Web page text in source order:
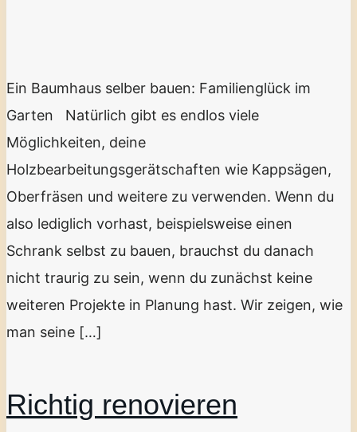
Ein Baumhaus selber bauen: Familienglück im
Garten Natürlich gibt es endlos viele
Möglichkeiten, deine
Holzbearbeitungsgerätschaften wie Kappsägen,
Oberfräsen und weitere zu verwenden. Wenn du
also lediglich vorhast, beispielsweise einen
Schrank selbst zu bauen, brauchst du danach
nicht traurig zu sein, wenn du zunächst keine
weiteren Projekte in Planung hast. Wir zeigen, wie
man seine […]
Richtig renovieren